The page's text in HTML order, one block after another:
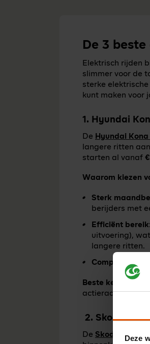
Deze
De 3
Elektrisch rijden
slimmer voor de
sterke
kunt maken voor
1. Hyundai
De Hyundai
langere ritten
starten al vanaf
Waarom kiezen
Sterk
berijders met
Efficiënt bereik
uitvoering),
langere ritten.
Compact
Beste keuze voor:
actieradius en
2. Skoda
De Skoda Enyaq